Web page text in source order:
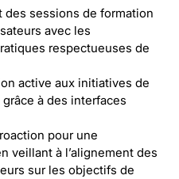
des sessions de formation
avec les
respectueuses de
active aux initiatives de
à des interfaces
pour une
veillant à l’alignement des
sur les objectifs de